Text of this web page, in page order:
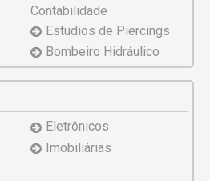
Contabilidade
Estudios de Piercings
Bombeiro Hidráulico
Eletrônicos
Imobiliárias